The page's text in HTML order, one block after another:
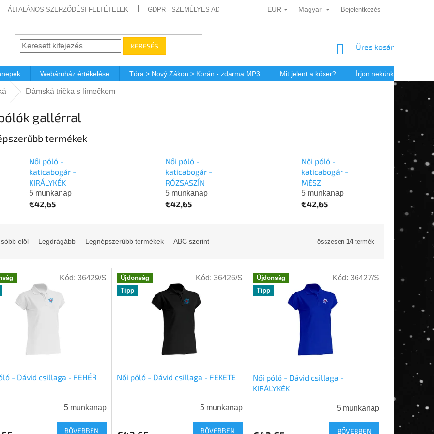
ÁLTALÁNOS SZERZŐDÉSI FELTÉTELEK GDPR - SZEMÉLYES ADATOK VÉDELME DÁRKOVÉ KUPONY POSTAKÖLTSÉG
EUR Magyar Bejelentkezés
KERESÉS KOSÁR
Üres kosár
Webáruház értékelése Tóra > Nový Zákon > Korán - zdarma MP3 Mit jelent a kóser? Írjon nekünk
Dámská trička s límečkem
gallérral
termékek
Női póló -
katicabogár -
KIRÁLYKÉK
5 munkanap
€42,65
Női póló -
katicabogár -
RÓZSASZÍN
5 munkanap
€42,65
Női póló -
katicabogár -
MÉSZ
5 munkanap
€42,65
elöl Legdrágább Legnépszerűbb termékek ABC szerint összesen 14termék
- Dávid csillaga - FEHÉR
5 munkanap
BŐVEBBEN
Kód: 36429/S
Újdonság
Tipp
Női póló - Dávid csillaga - FEKETE
5 munkanap
BŐVEBBEN
Kód: 36426/S
Újdonság
Tipp
Női póló - Dávid csillaga -
KIRÁLYKÉK
5 munkanap
BŐVEBBEN
Kód: 36427/S